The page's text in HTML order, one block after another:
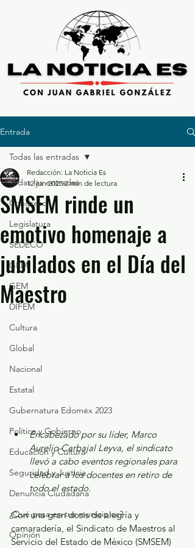
Entrada
Todas las entradas
Congreso
Legislatura
SEDECO
GEM
GEM
DIFEM
Cultura
Global
Nacional
Estatal
Gubernatura Edoméx 2023
Política y Gobierno
Educación y Cultura
Seguridad y Justicia
Denuncia Ciudadana
¿Qué pasa en tus municipios?
Opinión
Todas las entradas
SMSEM rinde un
emotivo homenaje a
jubilados en el Día del
Maestro
Redacción: La Noticia Es
12 jun 2023 2 min de lectura
Encabezado por su líder, Marco
Aurelio Carbajal Leyva, el sindicato
llevó a cabo eventos regionales para
celebrar a los docentes en retiro de
todo el estado.
Con una gran dosis de alegría y
camaradería, el Sindicato de Maestros al
Servicio del Estado de México (SMSEM)